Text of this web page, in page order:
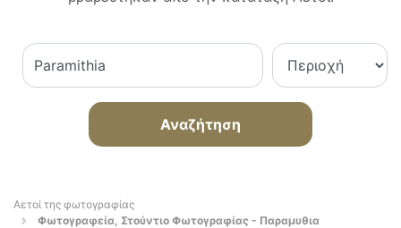
Αναζήτηση
Αετοί της φωτογραφίας
Φωτογραφεία, Στούντιο Φωτογραφίας - Παραμυθια